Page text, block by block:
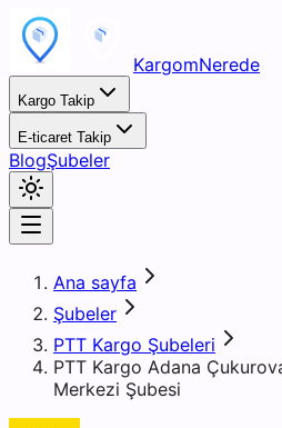
KargomNerede
Kargo Takip
E-ticaret Takip
BlogŞubeler
Ana sayfa
Şubeler
PTT Kargo Şubeleri
PTT Kargo Adana
Merkezi Şubesi